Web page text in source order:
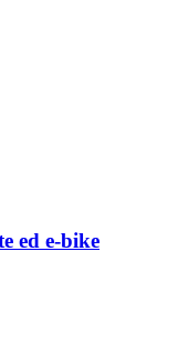
ed e-bike